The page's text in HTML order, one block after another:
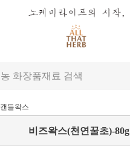
캔들왁스
비즈왁스(천연꿀초)-80g